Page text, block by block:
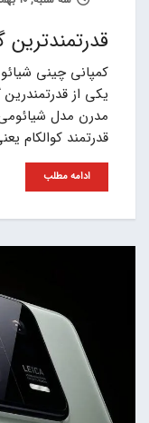
کمپانی چینی
یکی از
قدرتمند کوالکام یعنی
ادامه مطلب